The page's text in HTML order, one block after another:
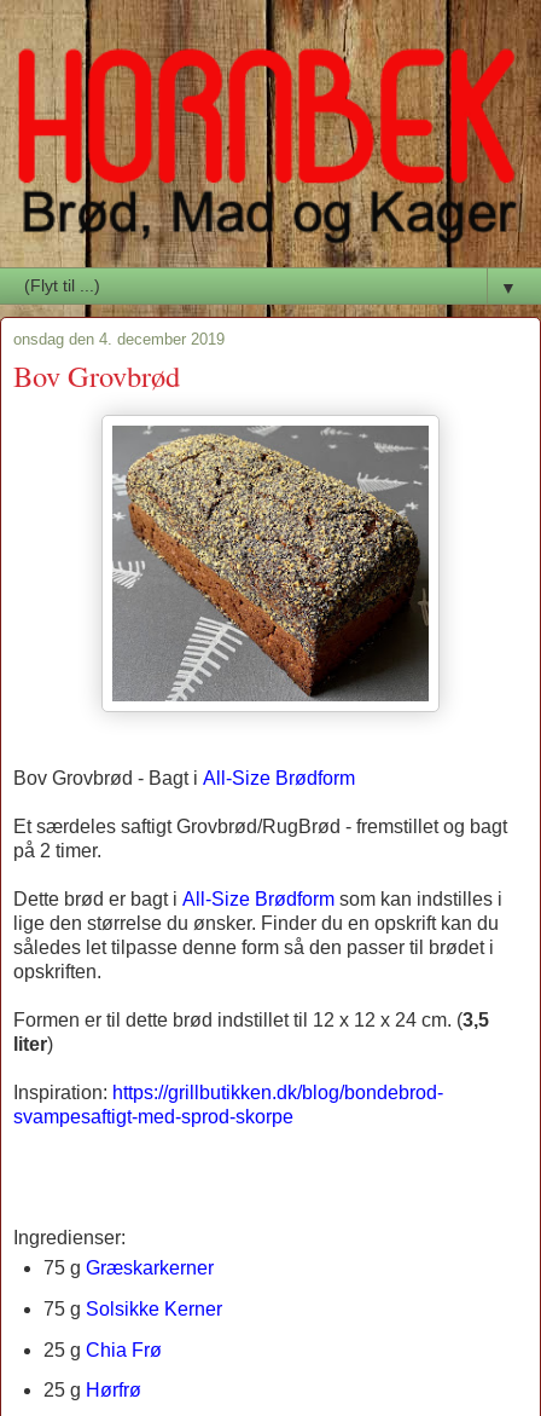
▼
onsdag den 4. december 2019
Bov Grovbrød
Bov Grovbrød - Bagt i All-Size Brødform
Et særdeles saftigt Grovbrød/RugBrød - fremstillet og bagt
på 2 timer.
Dette brød er bagt i All-Size Brødform som kan indstilles i
lige den størrelse du ønsker. Finder du en opskrift kan du
således let tilpasse denne form så den passer til brødet i
opskriften.
Formen er til dette brød indstillet til 12 x 12 x 24 cm. (3,5
liter)
Inspiration: https://grillbutikken.dk/blog/bondebrod-
svampesaftigt-med-sprod-skorpe
Ingredienser:
75 g Græskarkerner
75 g Solsikke Kerner
25 g Chia Frø
25 g Hørfrø